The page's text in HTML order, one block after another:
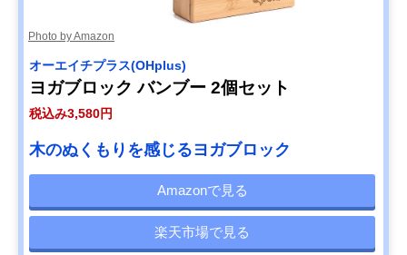
Photo by Amazon
オーエイチプラス(OHplus)
ヨガブロック バンブー 2個セット
税込み3,580円
木のぬくもりを感じるヨガブロック
Amazonで見る
楽天市場で見る